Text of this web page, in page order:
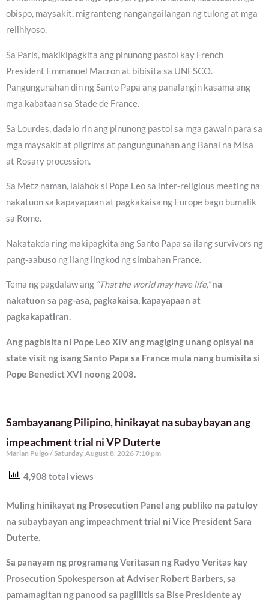
obispo, maysakit, migranteng nangangailangan ng tulong at mga
relihiyoso.
Sa Paris, makikipagkita ang pinunong pastol kay French
President Emmanuel Macron at bibisita sa UNESCO.
Pangungunahan din ng Santo Papa ang panalangin kasama ang
mga kabataan sa Stade de France.
Sa Lourdes, dadalo rin ang pinunong pastol sa mga gawain para sa
mga maysakit at pilgrims at pangungunahan ang Banal na Misa
at Rosary procession.
Sa Metz naman, lalahok si Pope Leo sa inter-religious meeting na
nakatuon sa kapayapaan at pagkakaisa ng Europe bago bumalik
sa Rome.
Nakatakda ring makipagkita ang Santo Papa sa ilang survivors ng
pang-aabuso ng ilang lingkod ng simbahan France.
Tema ng pagdalaw ang “That the world may have life,”na
nakatuon sa pag-asa, pagkakaisa, kapayapaan at
pagkakapatiran.
Ang pagbisita ni Pope Leo XIV ang magiging unang opisyal na
state visit ng isang Santo Papa sa France mula nang bumisita si
Pope Benedict XVI noong 2008.
Sambayanang Pilipino, hinikayat na subaybayan ang
impeachment trial ni VP Duterte
Marian Pulgo Saturday, August 8, 2026 7:10 pm
4,908 total views
Muling hinikayat ng Prosecution Panel ang publiko na patuloy
na subaybayan ang impeachment trial ni Vice President Sara
Duterte.
Sa panayam ng programang Veritasan ng Radyo Veritas kay
Prosecution Spokesperson at Adviser Robert Barbers, sa
pamamagitan ng panood sa paglilitis sa Bise Presidente ay